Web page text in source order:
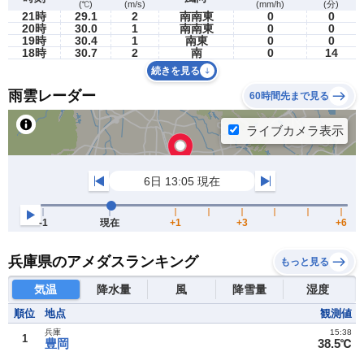
(℃) (m/s) (mm/h) (分)
21時 29.1 2 南南東 0
0
20時
30.0 1 南南東 0
0
19時
30.4 1 南東 0
0
18時
30.7 2 南 0 14
続きを見る
雨雲レーダー 60時間先まで見る
兵庫県のアメダスランキング もっと見る
気温 降水量 風 降雪量 湿度
順位 地点 観測値
1 豊岡
兵庫
38.5℃
15:38